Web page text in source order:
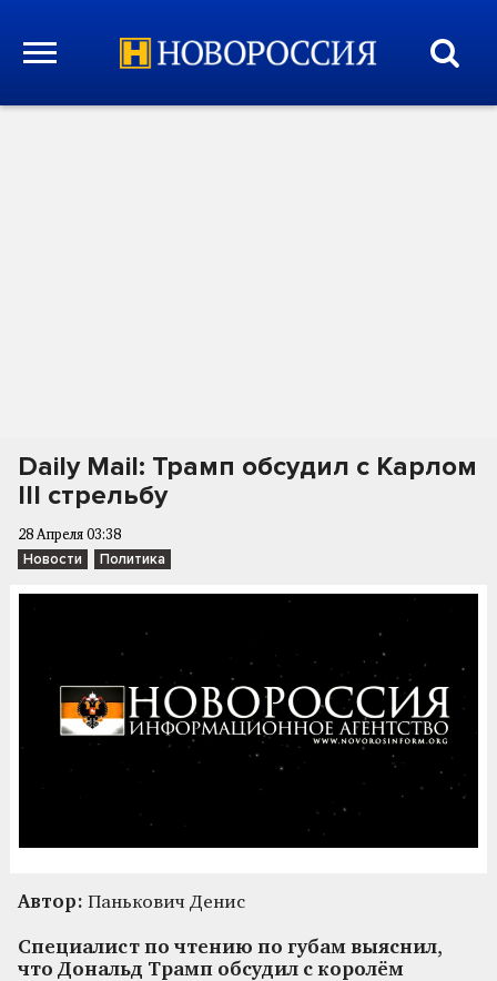
Daily Mail: Трамп обсудил с Карлом
III стрельбу
28 Апреля 03:38
Новости Политика
Автор: Панькович Денис
Специалист по чтению по губам выяснил,
что Дональд Трамп обсудил с королём